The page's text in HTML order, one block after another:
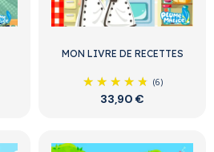
MON LIVRE DE RECETTES
(6)
33,90 €